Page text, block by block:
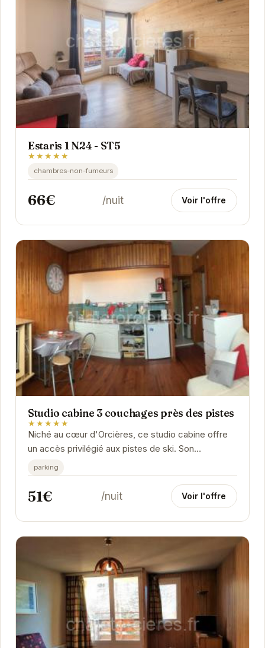
Estaris 1 N24 - ST5
★★★★★
chambres-non-fumeurs
66€ /nuit Voir l'offre
Studio cabine 3 couchages près des pistes
★★★★★
Niché au cœur d'Orcières, ce studio cabine offre
un accès privilégié aux pistes de ski. Son
aménagement fonctionnel et son atmosphère...
parking
51€ /nuit Voir l'offre